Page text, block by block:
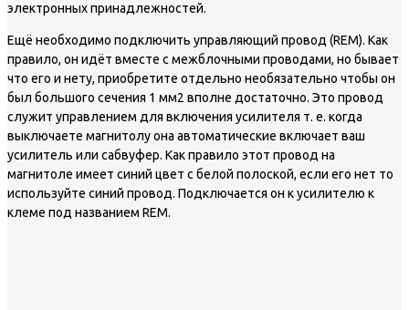
электронных принадлежностей.
Ещё необходимо подключить управляющий провод (REM). Как
правило, он идёт вместе с межблочными проводами, но бывает
что его и нету, приобретите отдельно необязательно чтобы он
был большого сечения 1 мм2 вполне достаточно. Это провод
служит управлением для включения усилителя т. е. когда
выключаете магнитолу она автоматические включает ваш
усилитель или сабвуфер. Как правило этот провод на
магнитоле имеет синий цвет с белой полоской, если его нет то
используйте синий провод. Подключается он к усилителю к
клеме под названием REM.